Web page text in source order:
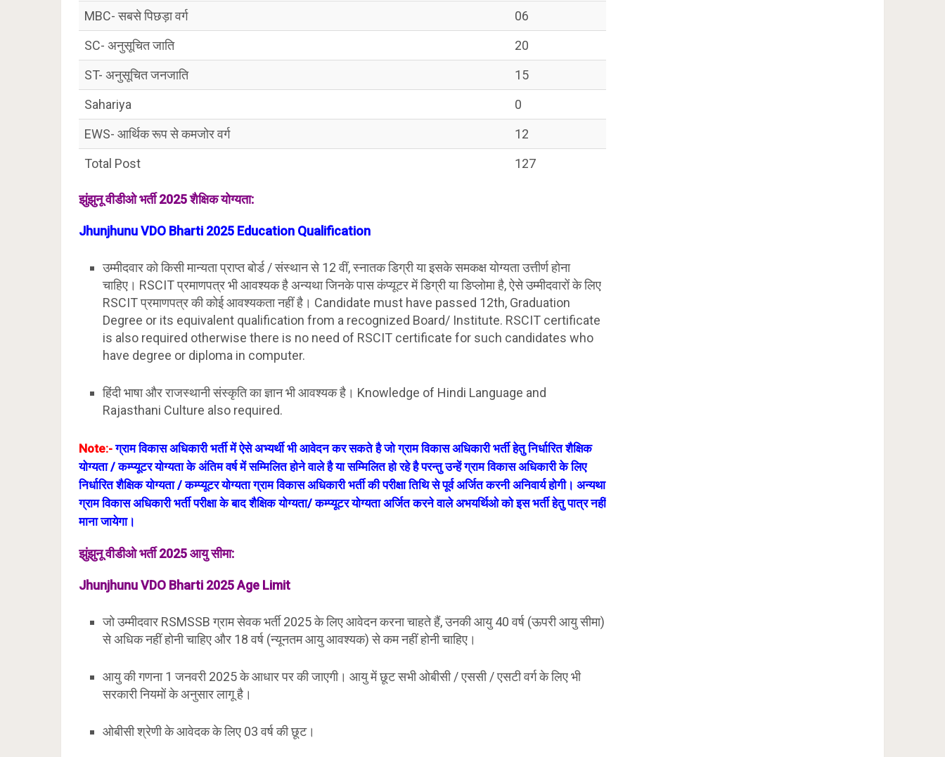
MBC- सबसे पिछड़ा वर्ग
06
SC- अनुसूचित जाति
20
ST- अनुसूचित जनजाति
15
Sahariya
0
EWS- आर्थिक रूप से कमजोर वर्ग
12
Total Post
127
झुंझुनू वीडीओ भर्ती 2025 शैक्षिक योग्यता:
Jhunjhunu VDO Bharti 2025 Education Qualification
उम्मीदवार को किसी मान्यता प्राप्त बोर्ड / संस्थान से 12 वीं, स्नातक डिग्री या इसके समकक्ष योग्यता उत्तीर्ण होना
चाहिए। RSCIT प्रमाणपत्र भी आवश्यक है अन्यथा जिनके पास कंप्यूटर में डिग्री या डिप्लोमा है, ऐसे उम्मीदवारों के लिए
RSCIT प्रमाणपत्र की कोई आवश्यकता नहीं है। Candidate must have passed 12th, Graduation
Degree or its equivalent qualification from a recognized Board/ Institute. RSCIT certificate
is also required otherwise there is no need of RSCIT certificate for such candidates who
have degree or diploma in computer.
हिंदी भाषा और राजस्थानी संस्कृति का ज्ञान भी आवश्यक है। Knowledge of Hindi Language and
Rajasthani Culture also required.
Note:- ग्राम विकास अधिकारी भर्ती में ऐसे अभ्यर्थी भी आवेदन कर सकते है जो ग्राम विकास अधिकारी भर्ती हेतु निर्धारित शैक्षिक
योग्यता / कम्प्यूटर योग्यता के अंतिम वर्ष में सम्मिलित होने वाले है या सम्मिलित हो रहे है परन्तु उन्हें ग्राम विकास अधिकारी के लिए
निर्धारित शैक्षिक योग्यता / कम्प्यूटर योग्यता ग्राम विकास अधिकारी भर्ती की परीक्षा तिथि से पूर्व अर्जित करनी अनिवार्य होगी। अन्यथा
ग्राम विकास अधिकारी भर्ती परीक्षा के बाद शैक्षिक योग्यता/ कम्प्यूटर योग्यता अर्जित करने वाले अभयर्थिओ को इस भर्ती हेतु पात्र नहीं
माना जायेगा।
झुंझुनू वीडीओ भर्ती 2025 आयु सीमा:
Jhunjhunu VDO Bharti 2025 Age Limit
जो उम्मीदवार RSMSSB ग्राम सेवक भर्ती 2025 के लिए आवेदन करना चाहते हैं, उनकी आयु 40 वर्ष (ऊपरी आयु सीमा)
से अधिक नहीं होनी चाहिए और 18 वर्ष (न्यूनतम आयु आवश्यक) से कम नहीं होनी चाहिए।
आयु की गणना 1 जनवरी 2025 के आधार पर की जाएगी। आयु में छूट सभी ओबीसी / एससी / एसटी वर्ग के लिए भी
सरकारी नियमों के अनुसार लागू है।
ओबीसी श्रेणी के आवेदक के लिए 03 वर्ष की छूट।